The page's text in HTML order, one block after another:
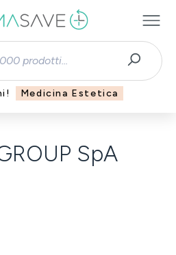
Medicina Estetica
SpA